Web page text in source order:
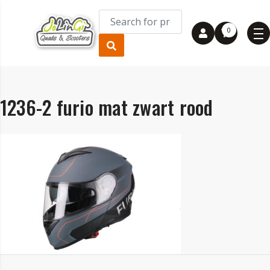
0
1236-2 furio mat zwart rood